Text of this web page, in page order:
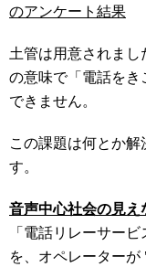
のアンケート結果
土管は用意されまし
の意味で「電話をき
できません。
この課題は何とか解
す。
音声中心社会の見え
「電話リレーサー
を、オペレーターが